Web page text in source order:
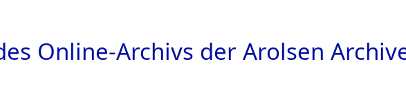
Online-Archivs der Arolsen